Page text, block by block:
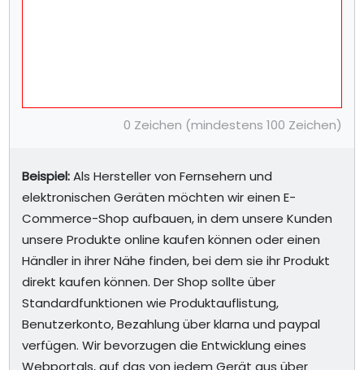
0 Zeichen (mindestens 100 Zeichen)
Beispiel:Als Hersteller von Fernsehern und
elektronischen Geräten möchten wir einen E-
Commerce-Shop aufbauen, in dem unsere Kunden
unsere Produkte online kaufen können oder einen
Händler in ihrer Nähe finden, bei dem sie ihr Produkt
direkt kaufen können. Der Shop sollte über
Standardfunktionen wie Produktauflistung,
Benutzerkonto, Bezahlung über klarna und paypal
verfügen. Wir bevorzugen die Entwicklung eines
Webportals, auf das von jedem Gerät aus über